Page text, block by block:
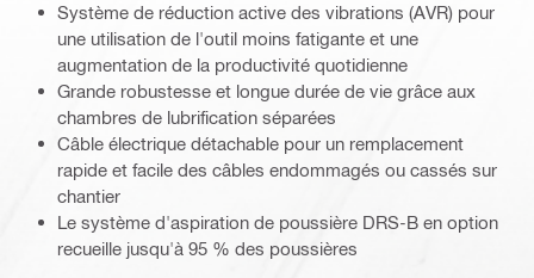
Système de réduction active des vibrations (AVR) pour
une utilisation de l'outil moins fatigante et une
augmentation de la productivité quotidienne
Grande robustesse et longue durée de vie grâce aux
chambres de lubrification séparées
Câble électrique détachable pour un remplacement
rapide et facile des câbles endommagés ou cassés sur
chantier
Le système d'aspiration de poussière DRS-B en option
recueille jusqu'à 95 % des poussières